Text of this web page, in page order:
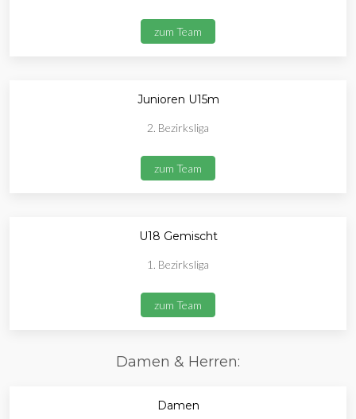
zum Team
Junioren U15m
2. Bezirksliga
zum Team
U18 Gemischt
1. Bezirksliga
zum Team
Damen & Herren:
Damen